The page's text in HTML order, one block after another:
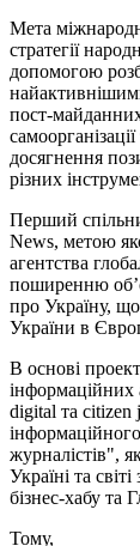
Мета
стратегії
допомогою
пост-
досягнення
різних
Перший
News, метою
агентства
поширенню
про Україну,
України в
В основі
інформаційних
digital та citizen
журналістів",
Україні та
бізнес-хабу та
Тому,